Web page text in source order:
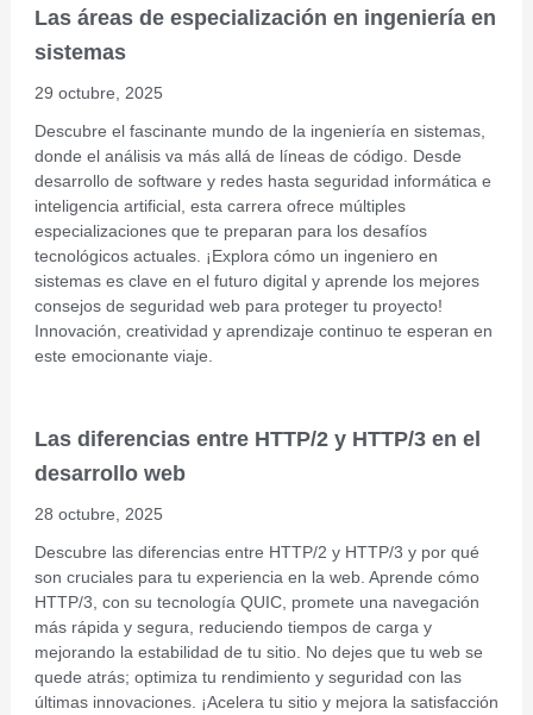
Las áreas de especialización en ingeniería en
sistemas
29 octubre, 2025
Descubre el fascinante mundo de la ingeniería en sistemas,
donde el análisis va más allá de líneas de código. Desde
desarrollo de software y redes hasta seguridad informática e
inteligencia artificial, esta carrera ofrece múltiples
especializaciones que te preparan para los desafíos
tecnológicos actuales. ¡Explora cómo un ingeniero en
sistemas es clave en el futuro digital y aprende los mejores
consejos de seguridad web para proteger tu proyecto!
Innovación, creatividad y aprendizaje continuo te esperan en
este emocionante viaje.
Las diferencias entre HTTP/2 y HTTP/3 en el
desarrollo web
28 octubre, 2025
Descubre las diferencias entre HTTP/2 y HTTP/3 y por qué
son cruciales para tu experiencia en la web. Aprende cómo
HTTP/3, con su tecnología QUIC, promete una navegación
más rápida y segura, reduciendo tiempos de carga y
mejorando la estabilidad de tu sitio. No dejes que tu web se
quede atrás; optimiza tu rendimiento y seguridad con las
últimas innovaciones. ¡Acelera tu sitio y mejora la satisfacción